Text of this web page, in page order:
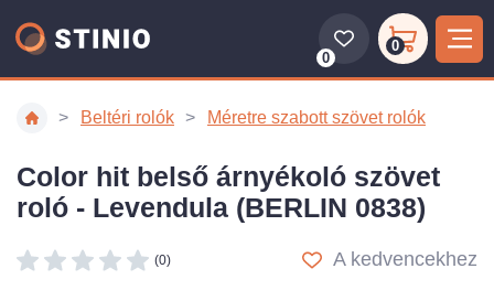
0
0
Beltéri rolók Méretre szabott szövet rolók
Color hit belső árnyékoló szövet
roló - Levendula (BERLIN 0838)
(0) A kedvencekhez